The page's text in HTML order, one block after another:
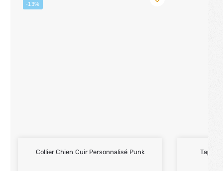
-13%
Collier Chien Cuir Personnalisé Punk Tapis